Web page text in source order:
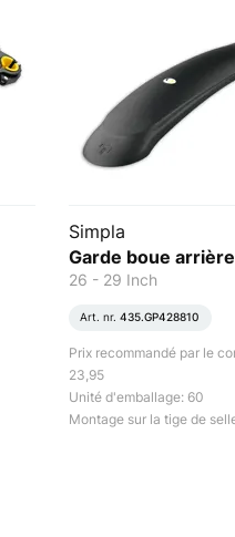
Simpla
Garde boue arrière
26 - 29 Inch
Art. nr. 435.GP428810
Prix recommandé par le
23,95
Unité d'emballage: 60
Montage sur la tige de